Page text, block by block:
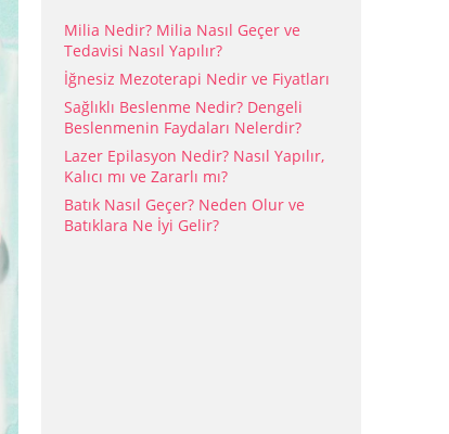
Milia Nedir? Milia Nasıl Geçer ve
Tedavisi Nasıl Yapılır?
İğnesiz Mezoterapi Nedir ve Fiyatları
Sağlıklı Beslenme Nedir? Dengeli
Beslenmenin Faydaları Nelerdir?
Lazer Epilasyon Nedir? Nasıl Yapılır,
Kalıcı mı ve Zararlı mı?
Batık Nasıl Geçer? Neden Olur ve
Batıklara Ne İyi Gelir?